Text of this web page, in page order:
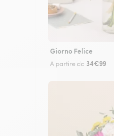
Giorno Felice
A partire da 34€99